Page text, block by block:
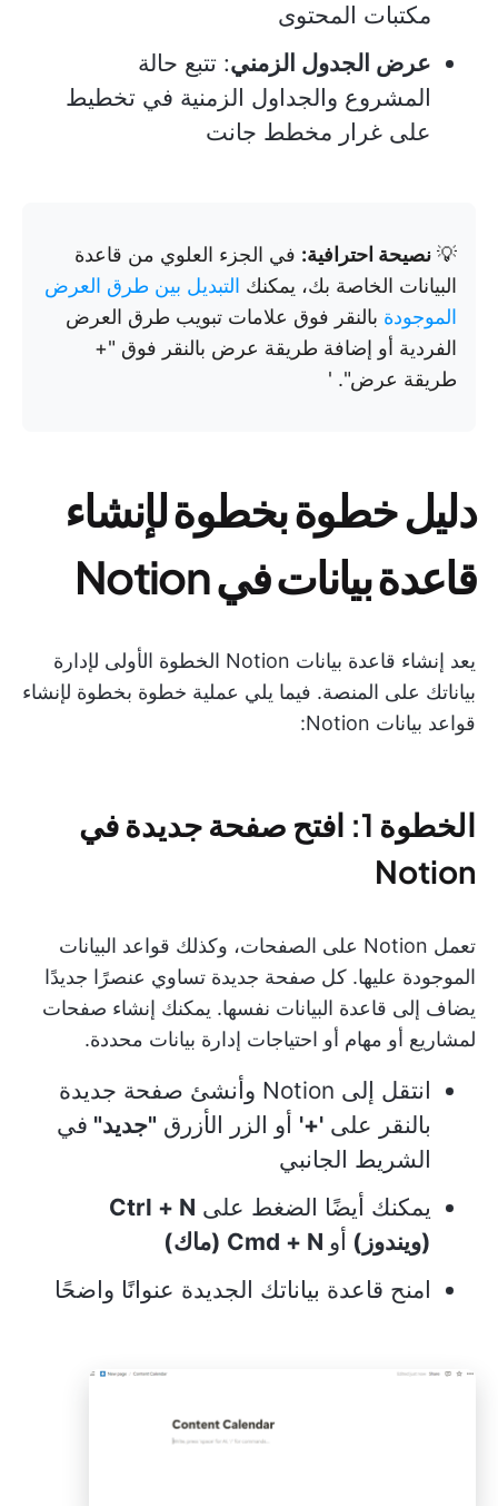
مكتبات المحتوى
عرض الجدول الزمني: تتبع حالة
المشروع والجداول الزمنية في تخطيط
على غرار مخطط جانت
💡 نصيحة احترافية: في الجزء العلوي من قاعدة
البيانات الخاصة بك، يمكنك التبديل بين طرق العرض
الموجودة بالنقر فوق علامات تبويب طرق العرض
الفردية أو إضافة طريقة عرض بالنقر فوق "+
طريقة عرض". '
دليل خطوة بخطوة لإنشاء
قاعدة بيانات في Notion
يعد إنشاء قاعدة بيانات Notion الخطوة الأولى لإدارة
بياناتك على المنصة. فيما يلي عملية خطوة بخطوة لإنشاء
قواعد بيانات Notion:
الخطوة 1: افتح صفحة جديدة في
Notion
تعمل Notion على الصفحات، وكذلك قواعد البيانات
الموجودة عليها. كل صفحة جديدة تساوي عنصرًا جديدًا
يضاف إلى قاعدة البيانات نفسها. يمكنك إنشاء صفحات
لمشاريع أو مهام أو احتياجات إدارة بيانات محددة.
انتقل إلى Notion وأنشئ صفحة جديدة
بالنقر على '+' أو الزر الأزرق "جديد" في
الشريط الجانبي
يمكنك أيضًا الضغط على Ctrl + N
(ويندوز) أو
امنح قاعدة بياناتك الجديدة عنوانًا واضحًا